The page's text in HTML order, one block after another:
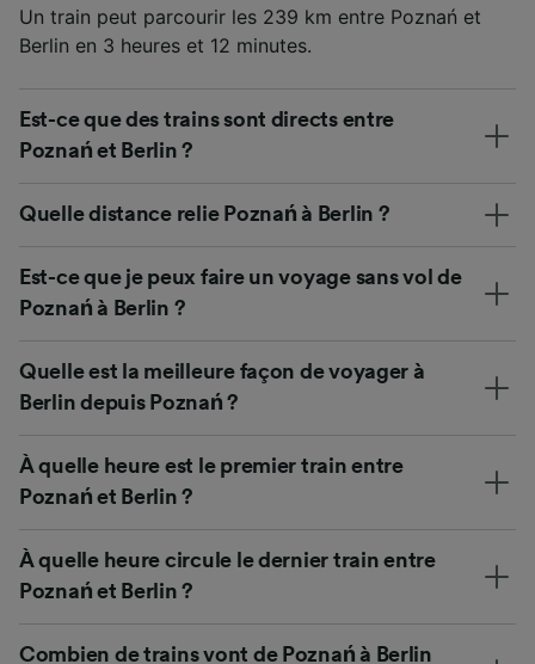
Un train peut parcourir les 239 km entre Poznań et
Berlin en 3 heures et 12 minutes.
Est-ce que des trains sont directs entre
Poznań et Berlin ?
Quelle distance relie Poznań à Berlin ?
Est-ce que je peux faire un voyage sans vol de
Poznań à Berlin ?
Quelle est la meilleure façon de voyager à
Berlin depuis Poznań ?
À quelle heure est le premier train entre
Poznań et Berlin ?
À quelle heure circule le dernier train entre
Poznań et Berlin ?
Combien de trains vont de Poznań à Berlin